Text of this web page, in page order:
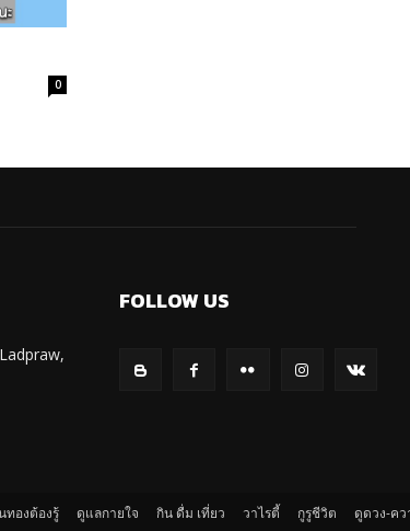
0
FOLLOW US
ทองต้องรู้ ดูแลกายใจ กิน ดื่ม เที่ยว วาไรตี้ กูรูชีวิต
ดูดวง-คว